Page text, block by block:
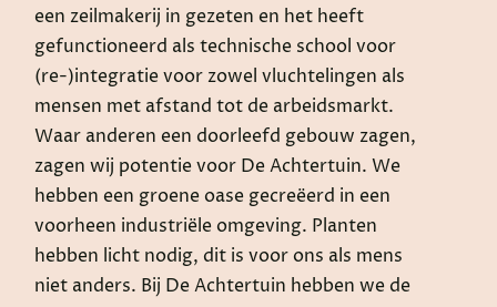
een zeilmakerij in gezeten en het heeft
gefunctioneerd als technische school voor
(re-)integratie voor zowel vluchtelingen als
mensen met afstand tot de arbeidsmarkt.
Waar anderen een doorleefd gebouw zagen,
zagen wij potentie voor De Achtertuin. We
hebben een groene oase gecreëerd in een
voorheen industriële omgeving. Planten
hebben licht nodig, dit is voor ons als mens
niet anders. Bij De Achtertuin hebben we de